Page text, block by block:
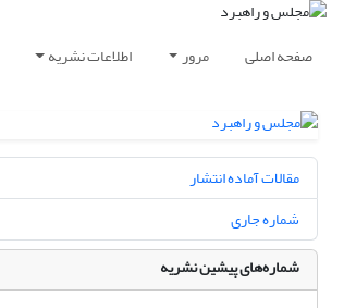
صفحه اصلی مرور اطلاعات نشریه
مقالات آماده انتشار
شماره جاری
شماره‌های پیشین نشریه